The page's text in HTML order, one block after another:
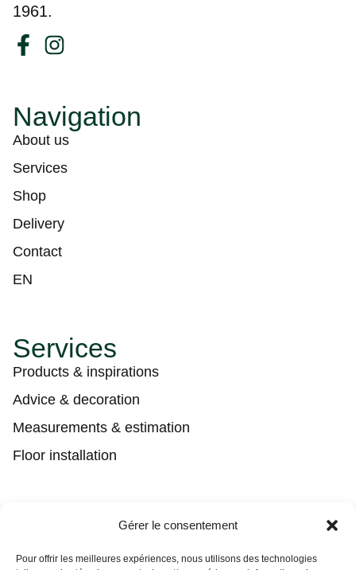
Gérer le consentement
Pour offrir les meilleures expériences, nous utilisons des technologies
1961.
Navigation
About us
Services
Shop
Delivery
Contact
EN
Services
Products & inspirations
Advice & decoration
Measurements & estimation
Floor installation